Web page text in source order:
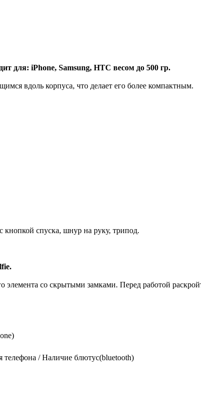
для: iPhone, Samsung, HTC весом до 500 гр.
вдоль корпуса, что делает его более компактным.
кнопкой спуска, шнур на руку, трипод.
элемента со скрытыми замками. Перед работой
/ Наличие блютус(bluetooth)